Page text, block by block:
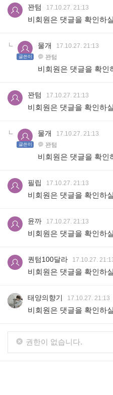
꽌텀 17.10.27. 21:13
비회원은 댓글을 확인하
글쓴이
물개
17.10.27. 21:13
꽌텀
비회원은 댓글을 확인
꽌텀 17.10.27. 21:13
비회원은 댓글을 확인하
글쓴이
물개
17.10.27. 21:13
꽌텀
비회원은 댓글을 확인
필립 17.10.27. 21:13
비회원은 댓글을 확인하
윤까 17.10.27. 21:13
비회원은 댓글을 확인하
퀀텀100달라 17.10.27.
비회원은 댓글을 확인하
태양의향기 17.10.27. 21:13
비회원은 댓글을 확인하
권한이 없습니다.